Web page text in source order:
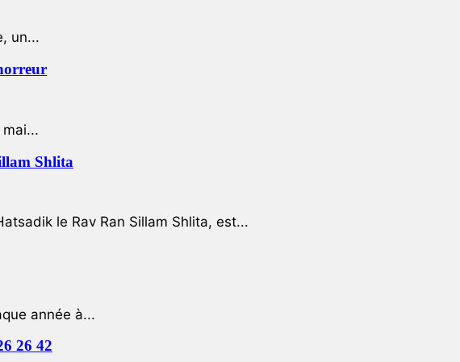
un...
Shlita
le Rav Ran Sillam Shlita, est...
année à...
26 42